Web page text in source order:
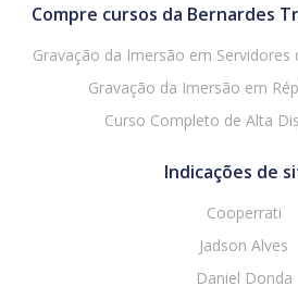
Compre cursos da Bernardes
Gravação da Imersão em Servidores
Gravação da Imersão em
Curso Completo de Alta
Indicações de
Cooperrati
Jadson Alves
Daniel Donda